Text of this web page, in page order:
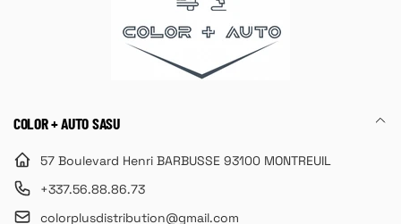
COLOR + AUTO SASU
57 Boulevard Henri BARBUSSE 93100 MONTREUIL
+337.56.88.86.73
colorplusdistribution@gmail.com